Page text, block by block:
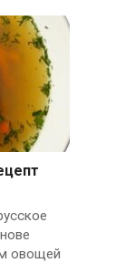
овощей